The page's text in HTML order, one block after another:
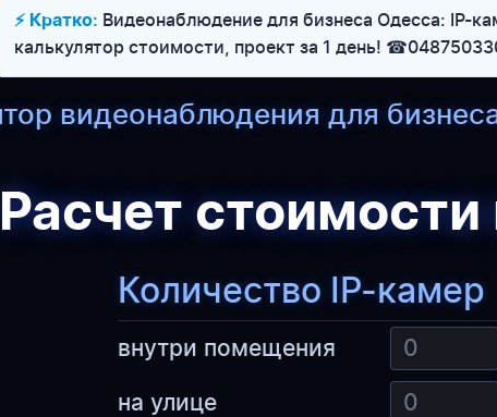
⚡ Кратко: Видеонаблюдение для бизнеса Одесса: IP-
калькулятор стоимости, проект за 1 день!
видеонаблюдения для
Расчет
Количество IP-камер
внутри помещения
на улице